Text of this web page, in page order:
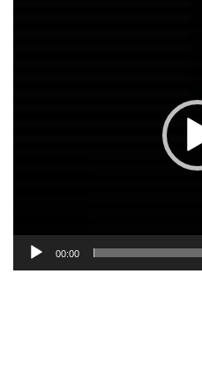
00:00